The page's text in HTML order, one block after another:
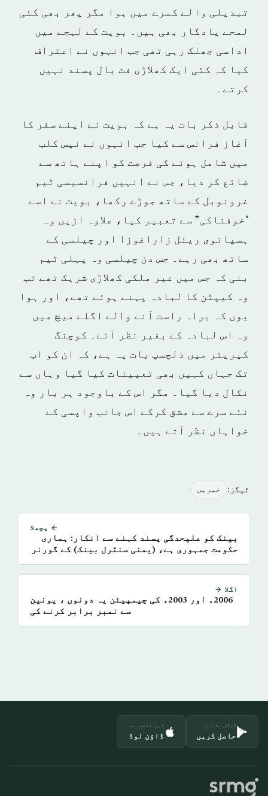
تبدیلی والے کمرے میں ہوا مگر پھر بھی کئی
لمحے یادگار بھی ہیں۔ بویت کے لہجے میں
اداسی جھلک رہی تھی جب انہوں نے اعتراف
کیا کہ کئی ایک کھلاڑی فٹ بال پسند نہیں
کرتے۔
قابل ذکر بات یہ ہے کہ بویت نے اپنے سفر کا
آغاز فرانس سے کیا جب انہوں نے نیس کلب
میں شامل ہونے کی فرصت کو اپنے ہاتھ سے
ضائع کر دیا، جس نے انہیں فرانسیسی ٹیم
غرونوبل کے ساتھ جوڑے رکھا، بویت نے اسے
"خوفناکی” سے تعبیر کیا، علاوہ ازیں وہ
ہسپانوی ریئل زاراغوزا اور چیلسی کے
ساتھ بھی رہے۔ جس دن چیلسی وہ پہلی ٹیم
بنی کہ جس میں غیر ملکی کھلاڑی شریک تھے تب
وہ کیپٹن کا لبادہ پہنے ہوئے تھے، اور ہوا
یوں کہ براہ راست آنے والے اگلے میچ میں
وہ اس لبادہ کے بغیر نظر آئے۔ کوچنگ
کیریئر میں دلچسپ بات یہ ہے، کہ ان کو اب
تک جہاں کہیں بھی تعیینات کیا گیا وہاں سے
نکال دیا گیا۔ مگر اس کے باوجود ہر بار وہ
نئے سرے سے مشق کرکے اس جانب واپسی کے
خواہاں نظر آتے ہیں۔
ٹیگز: خبريں
← پچھلا
بینک کو علیحدگی پسند کہنے سے انکار: ہماری
حکومت جمہوری ہے، (یمنی سنٹرل بینک) کے گورنر
اگلا →
2006ء اور 2003ء کی چیمپیئن یہ دونوں ، یونین
سے نمبر برابر کرنے کی
گوگل پلے پر
حاصل کریں
ایپ اسٹور سے
ڈاؤن لوڈ